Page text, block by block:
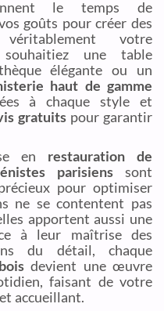
le temps de
goûts pour créer des
votre
une table
élégante ou un
haut de gamme
à chaque style et
gratuitspour garantir
en restauration de
parisienssont
pour optimiser
ne se contentent pas
apportent aussi une
à leur maîtrise des
du détail, chaque
devient une œuvre
faisant de votre
accueillant.